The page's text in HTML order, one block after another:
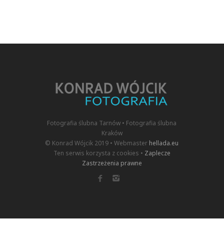
Fotografia ślubna Tarnów • Fotografia ślubna
Kraków
© Konrad Wójcik 2019 • Webmaster hellada.eu
Ten serwis korzysta z cookies • Zaplecze
Zastrzeżenia prawne